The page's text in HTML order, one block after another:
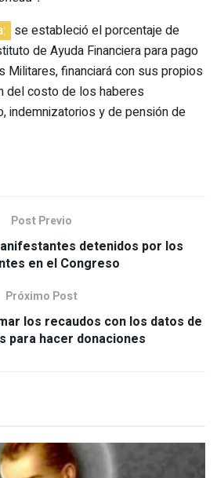
se estableció el porcentaje de
de Ayuda Financiera para pago
Militares, financiará con sus propios
del costo de los haberes
indemnizatorios y de pensión de
Post Previo
detenidos por los
en el Congreso
Próximo Post
los recaudos con los datos de
para hacer donaciones